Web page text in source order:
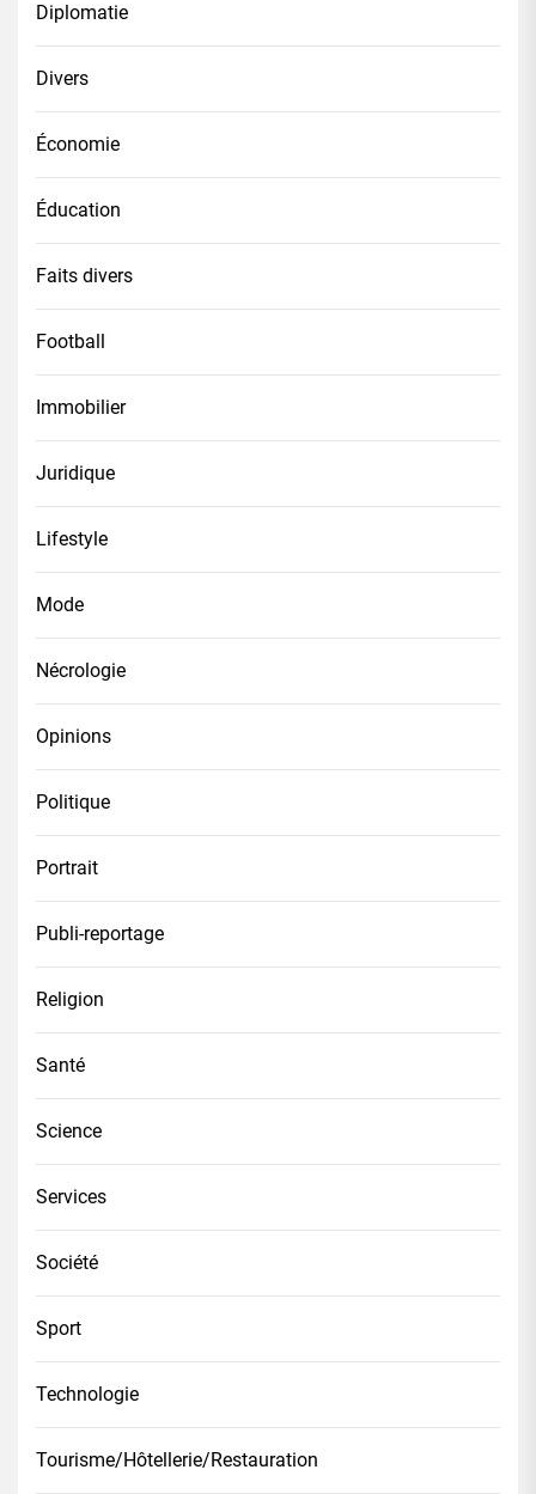
Diplomatie
Divers
Économie
Éducation
Faits divers
Football
Immobilier
Juridique
Lifestyle
Mode
Nécrologie
Opinions
Politique
Portrait
Publi-reportage
Religion
Santé
Science
Services
Société
Sport
Technologie
Tourisme/Hôtellerie/Restauration